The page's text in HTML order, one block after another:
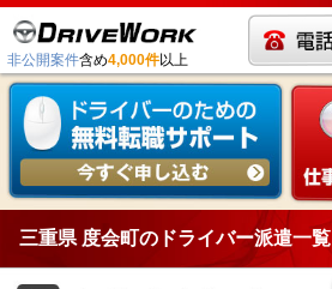
非公開案件含め4,000件以上
三重県 度会町のドライバー派遣一覧